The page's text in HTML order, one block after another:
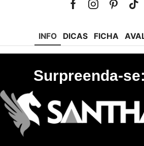
Facebook
Instagram
INFO DICAS FICHA
Surpreenda-